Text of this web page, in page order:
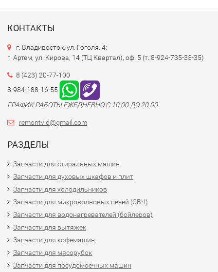
КОНТАКТЫ
г. Владивосток, ул. Гоголя, 4;
г. Артем, ул. Кирова, 14 (ТЦ Квартал), оф. 5 (т.:8-924-735-35-35)
8 (423) 20-77-100
8-984-188-16-55
ГРАФИК РАБОТЫ ЕЖЕДНЕВНО С 10:00 ДО 20:00
remontvld@gmail.com
РАЗДЕЛЫ
Запчасти для стиральных машин
Запчасти для духовых шкафов и плит
Запчасти для холодильников
Запчасти для микроволновых печей (СВЧ)
Запчасти для водонагревателей (бойлеров)
Запчасти для вытяжек
Запчасти для кофемашин
Запчасти для мясорубок
Запчасти для посудомоечных машин